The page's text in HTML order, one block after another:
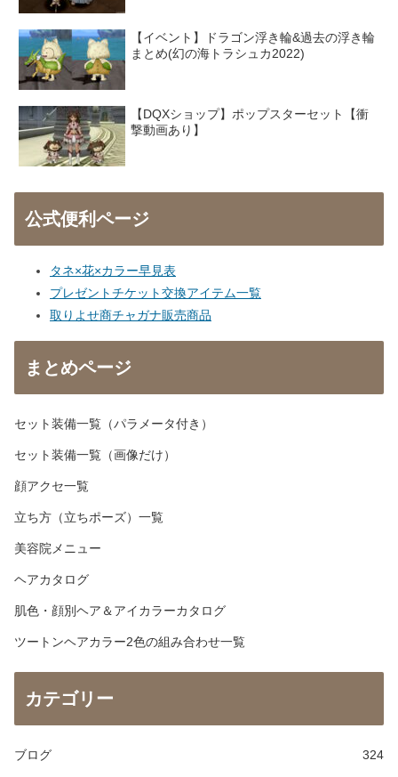
【イベント】ドラゴン浮き輪&過去の浮き輪
まとめ(幻の海トラシュカ2022)
【DQXショップ】ポップスターセット【衝
撃動画あり】
公式便利ページ
タネ×花×カラー早見表
プレゼントチケット交換アイテム一覧
取りよせ商チャガナ販売商品
まとめページ
セット装備一覧（パラメータ付き）
セット装備一覧（画像だけ）
顔アクセ一覧
立ち方（立ちポーズ）一覧
美容院メニュー
ヘアカタログ
肌色・顔別ヘア＆アイカラーカタログ
ツートンヘアカラー2色の組み合わせ一覧
カテゴリー
ブログ 324